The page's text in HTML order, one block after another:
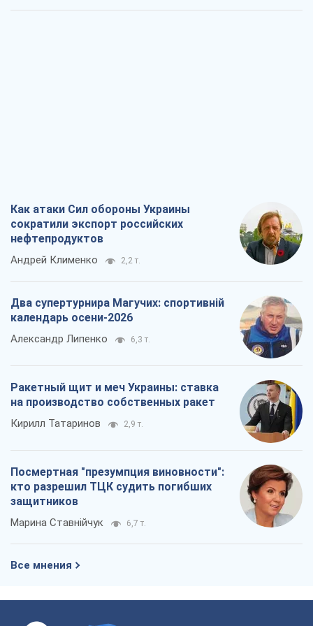
Как атаки Сил обороны Украины
сократили экспорт российских
нефтепродуктов
Андрей Клименко 2,2 т.
Два супертурнира Магучих: спортивній
календарь осени-2026
Александр Липенко 6,3 т.
Ракетный щит и меч Украины: ставка
на производство собственных ракет
Кирилл Татаринов 2,9 т.
Посмертная "презумпция виновности":
кто разрешил ТЦК судить погибших
защитников
Марина Ставнійчук 6,7 т.
Все мнения